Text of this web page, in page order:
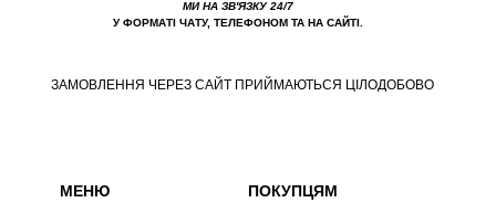
ПОКУПЦЯМ
МИ НА ЗВ'ЯЗКУ 24/7
У ФОРМАТІ ЧАТУ, ТЕЛЕФОНОМ ТА НА САЙТІ.
МЕНЮ
ЗАМОВЛЕННЯ ЧЕРЕЗ САЙТ ПРИЙМАЮТЬСЯ ЦІЛОДОБОВО